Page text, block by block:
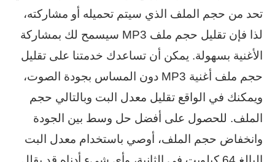
تحد من حجم الملف الذي سيتم تحميله أو مشاركته،
لذا فإن تقليل حجم ملف MP3 سيسمح لك بمشاركة
الأغنية بسهولة. يمكن أن تساعدك خدمتنا على تقليل
حجم ملف أغنية MP3 دون المساس بجودة الصوت،
ويمكنك في الواقع تقليل معدل البت وبالتالي حجم
الملف. للحصول على أفضل حل وسط بين الجودة
وانخفاض حجم الملف، أوصي باستخدام معدل البت